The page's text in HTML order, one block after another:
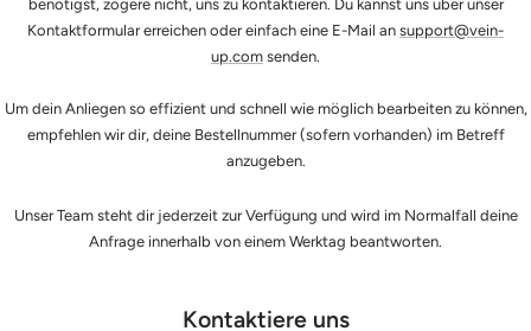
benötigst, zögere nicht, uns zu kontaktieren. Du kannst uns über unser
Kontaktformular erreichen oder einfach eine E-Mail an support@vein-
up.com senden.
Um dein Anliegen so effizient und schnell wie möglich bearbeiten zu können,
empfehlen wir dir, deine Bestellnummer (sofern vorhanden) im Betreff
anzugeben.
Unser Team steht dir jederzeit zur Verfügung und wird im Normalfall deine
Anfrage innerhalb von einem Werktag beantworten.
Kontaktiere uns